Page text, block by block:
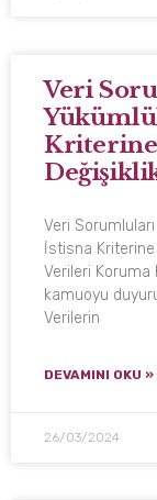
Veri
Veri
İstisna Kriterine
Verileri
kamuoyu
Verilerin
DEVAMINI OKU »
26/03/2024